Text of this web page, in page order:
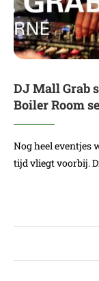
DJ Mall Grab
Boiler Room
Nog heel eventjes
tijd vliegt voorbij.